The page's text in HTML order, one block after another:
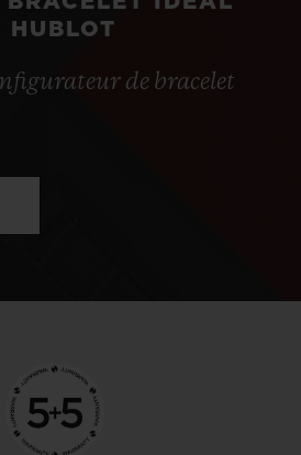
HUBLOT
de bracelet